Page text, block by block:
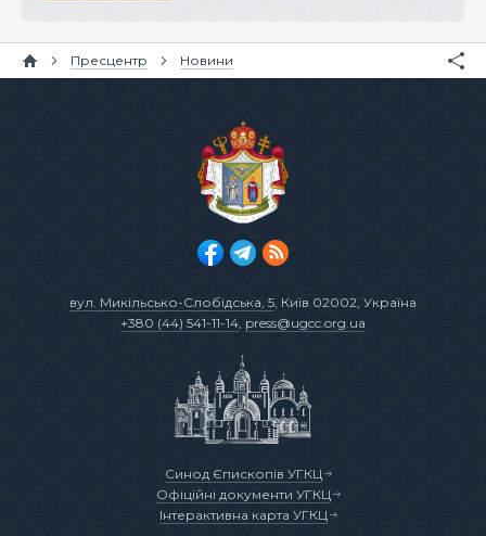
Пресцентр Новини
вул. Микільсько-Слобідська, 5, Київ 02002, Україна
+380 (44) 541-11-14, press@ugcc.org.ua
Синод Єпископів УГКЦ
Офіційні документи УГКЦ
Інтерактивна карта УГКЦ